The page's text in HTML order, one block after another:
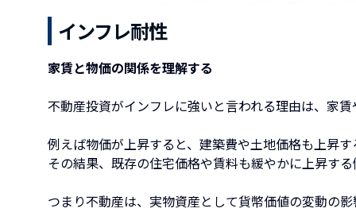
インフレ耐性
家賃と物価の関係を理解する
不動産投資がインフレに強いと言われる理由は、家
例えば物価が上昇すると、建築費や土地価格も上昇
その結果、既存の住宅価格や賃料も緩やかに上昇す
つまり不動産は、実物資産として貨幣価値の変動の